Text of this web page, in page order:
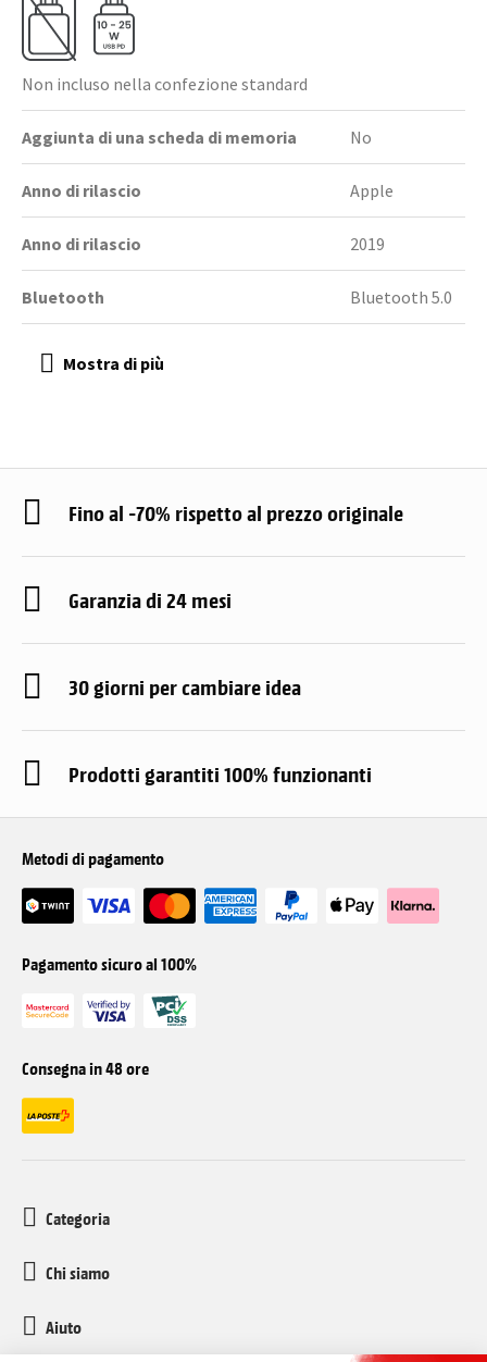
Non incluso nella confezione standard
Aggiunta di una scheda di memoria No
Anno di rilascio Apple
Anno di rilascio 2019
Bluetooth Bluetooth 5.0
Fino al -70% rispetto al prezzo originale
Garanzia di 24 mesi
30 giorni per cambiare idea
Prodotti garantiti 100% funzionanti
Metodi di pagamento
Pagamento sicuro al 100%
Consegna in 48 ore
Categoria
Chi siamo
Aiuto